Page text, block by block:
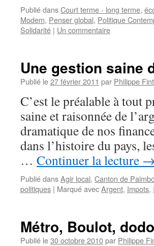
Publié dansCourt terme - long terme,
Modem, Penser global, Politique
Solidarité | Un commentaire
Une gestion saine
Publié le27 février 2011 par Philippe
C’est le préalable à tout
saine et raisonnée de
dramatique de nos
dans l’histoire du pays,
… Continuer la lecture →
Publié dansAgir local, Canton de
politiques | Marqué avecArgent, Impots,
Métro, Boulot,
Publié le30 octobre 2010par Philippe